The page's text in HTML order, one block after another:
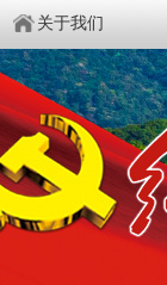
关于我们